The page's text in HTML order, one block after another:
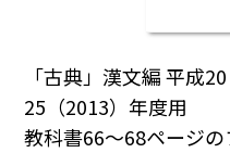
「古典」漢文編 平成
25（2013）年度用
教科書66～68ページ